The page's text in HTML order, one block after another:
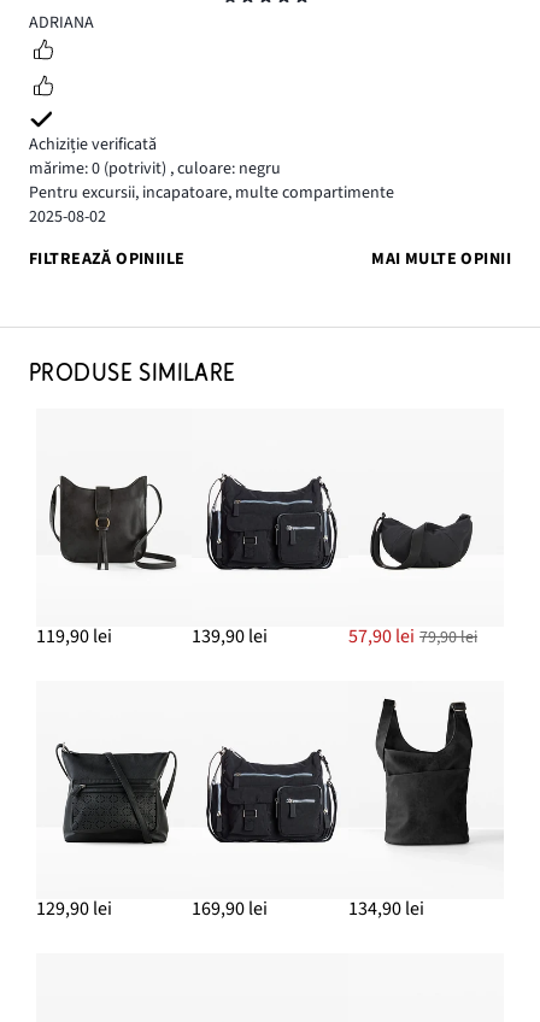
5
ADRIANA
Achiziție verificată
mărime: 0 (potrivit) ,culoare: negru
Pentru excursii, incapatoare, multe compartimente
2025-08-02
FILTREAZĂ OPINIILE
MAI MULTE OPINII
PRODUSE SIMILARE
119,90 lei 139,90 lei 57,90 lei 79,90 lei
129,90 lei 169,90 lei 134,90 lei